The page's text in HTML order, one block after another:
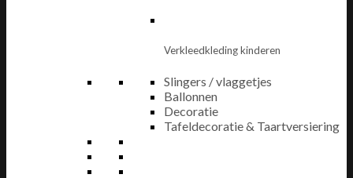
Verkleedkleding kinderen
Slingers / vlaggetjes
Ballonnen
Decoratie
Tafeldecoratie & Taartversiering